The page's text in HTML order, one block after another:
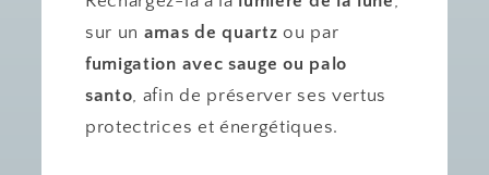
sur un amas de quartz ou par
fumigation avec sauge ou palo
santo, afin de préserver ses vertus
protectrices et énergétiques.